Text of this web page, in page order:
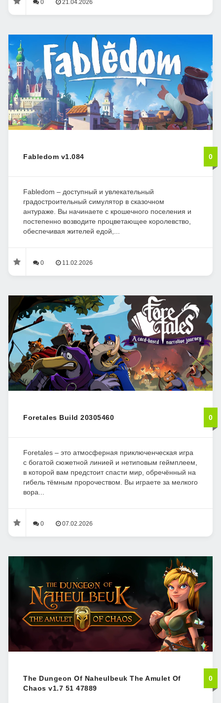
0 21.04.2026
Fabledom v1.084 0
Fabledom – доступный и увлекательный
градостроительный симулятор в сказочном
антураже. Вы начинаете с крошечного поселения и
постепенно возводите процветающее королевство,
обеспечивая жителей едой,...
0 11.02.2026
Foretales Build 20305460 0
Foretales – это атмосферная приключенческая игра
с богатой сюжетной линией и нетиповым геймплеем,
в которой вам предстоит спасти мир, обречённый на
гибель тёмным пророчеством. Вы играете за мелкого
вора...
0 07.02.2026
The Dungeon Of Naheulbeuk The Amulet Of
Chaos v1.7 51 47889
0